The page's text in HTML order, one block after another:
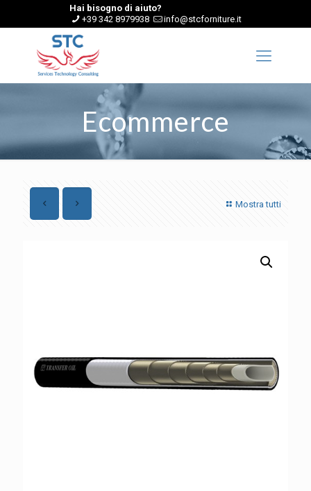
Hai bisogno di aiuto?
+39 342 8979938
info@stcforniture.it
Ecommerce
Mostra tutti